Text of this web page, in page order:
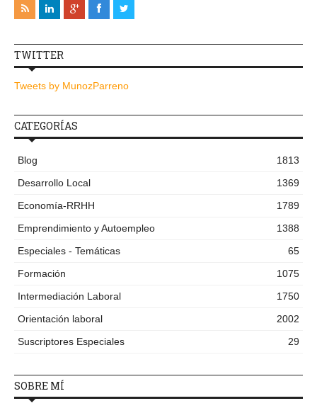
TWITTER
Tweets by MunozParreno
CATEGORÍAS
Blog
1813
Desarrollo Local
1369
Economía-RRHH
1789
Emprendimiento y Autoempleo
1388
Especiales - Temáticas
65
Formación
1075
Intermediación Laboral
1750
Orientación laboral
2002
Suscriptores Especiales
29
SOBRE MÍ